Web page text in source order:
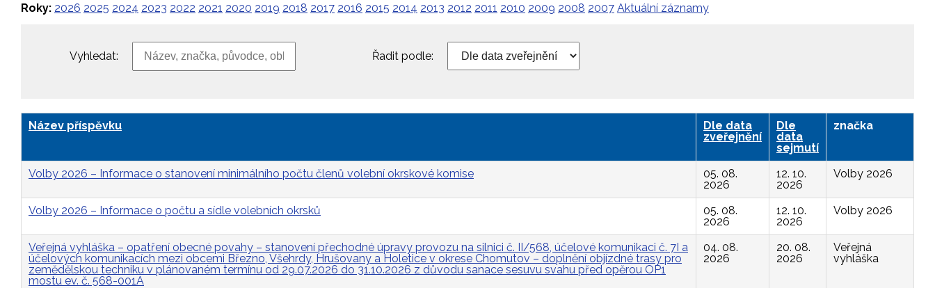
Roky: 2026 2025 2024 2023 2022 2021 2020 2019 2018 2017 2016 2015 2014 2013 2012 2011 2010 2009 2008 2007 Aktuální záznamy
Vyhledat: Řadit podle:
Název příspěvku
Dle data
zveřejnění
Dle
data
sejmutí
značka
Volby 2026 – Informace o stanovení minimálního počtu členů volební okrskové komise
05. 08.
2026
12. 10.
2026
Volby 2026
Volby 2026 – Informace o počtu a sídle volebních okrsků
05. 08.
2026
12. 10.
2026
Volby 2026
Veřejná vyhláška – opatření obecné povahy – stanovení přechodné úpravy provozu na silnici č. II/568, účelové komunikaci č. 7I a
účelových komunikacích mezi obcemi Březno, Všehrdy, Hrušovany a Holetice v okrese Chomutov – doplnění objízdné trasy pro
zemědělskou techniku v plánovaném termínu od 29.07.2026 do 31.10.2026 z důvodu sanace sesuvu svahu před opěrou OP1
mostu ev. č. 568-001A
04. 08.
2026
20. 08.
2026
Veřejná
vyhláška